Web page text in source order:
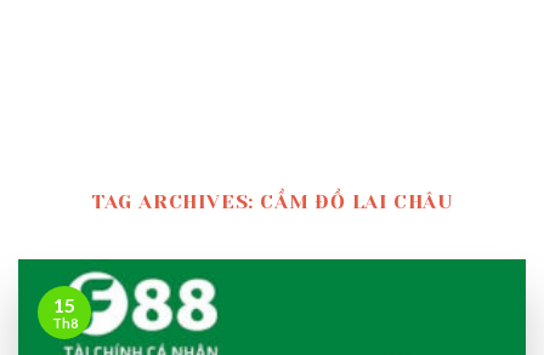
TAG ARCHIVES: CẦM ĐỒ LAI CHÂU
15
Th8